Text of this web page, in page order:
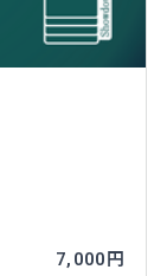
7,000円